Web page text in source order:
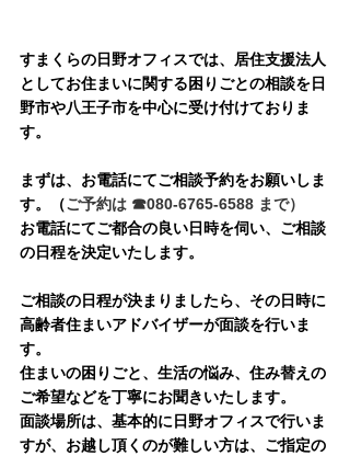
すまくらの日野オフィスでは、居住支援法人
としてお住まいに関する困りごとの相談を日
野市や八王子市を中心に受け付けておりま
す。
まずは、お電話にてご相談予約をお願いしま
す。（ご予約は ☎080-6765-6588 まで）
お電話にてご都合の良い日時を伺い、ご相談
の日程を決定いたします。
ご相談の日程が決まりましたら、その日時に
高齢者住まいアドバイザーが面談を行いま
す。
住まいの困りごと、生活の悩み、住み替えの
ご希望などを丁寧にお聞きいたします。
面談場所は、基本的に日野オフィスで行いま
すが、お越し頂くのが難しい方は、ご指定の